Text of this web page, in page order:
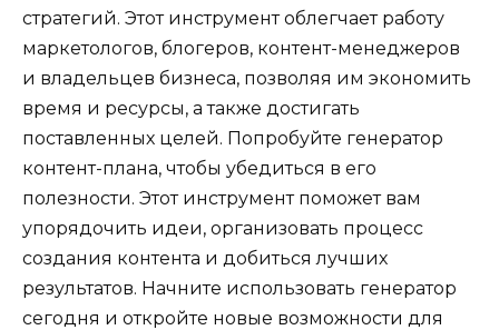
стратегий. Этот инструмент облегчает работу
маркетологов, блогеров, контент-менеджеров
и владельцев бизнеса, позволяя им экономить
время и ресурсы, а также достигать
поставленных целей. Попробуйте генератор
контент-плана, чтобы убедиться в его
полезности. Этот инструмент поможет вам
упорядочить идеи, организовать процесс
создания контента и добиться лучших
результатов. Начните использовать генератор
сегодня и откройте новые возможности для